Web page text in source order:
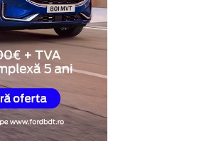
avantaje ale testului
se bazează pe
fiziologice involuntare,
respirația, tensiunea arterială și
electrice a pielii.